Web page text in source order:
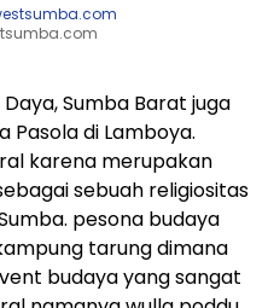
Sumba Barat juga
Pasola di Lamboya.
karena merupakan
sebuah religiositas
pesona budaya
tarung dimana
budaya yang sangat